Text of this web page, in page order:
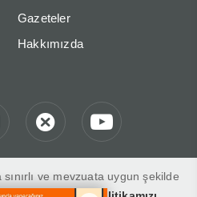
Gazeteler
Hakkımızda
ve mevzuata uygun şekilde